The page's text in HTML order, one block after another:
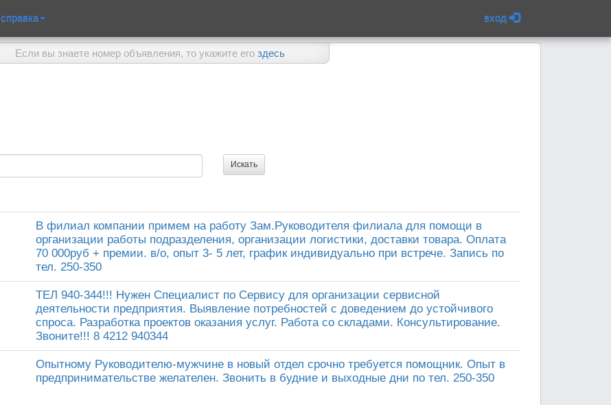
справка вход
Если вы знаете номер объявления, то укажите его здесь
В филиал компании примем на работу Зам.Руководителя филиала для помощи в
организации работы подразделения, организации логистики, доставки товара. Оплата
70 000руб + премии. в/о, опыт 3- 5 лет, график индивидуально при встрече. Запись по
тел. 250-350
ТЕЛ 940-344!!! Нужен Специалист по Сервису для организации сервисной
деятельности предприятия. Выявление потребностей с доведением до устойчивого
спроса. Разработка проектов оказания услуг. Работа со складами. Консультирование.
Звоните!!! 8 4212 940344
Опытному Руководителю-мужчине в новый отдел срочно требуется помощник. Опыт в
предпринимательстве желателен. Звонить в будние и выходные дни по тел. 250-350